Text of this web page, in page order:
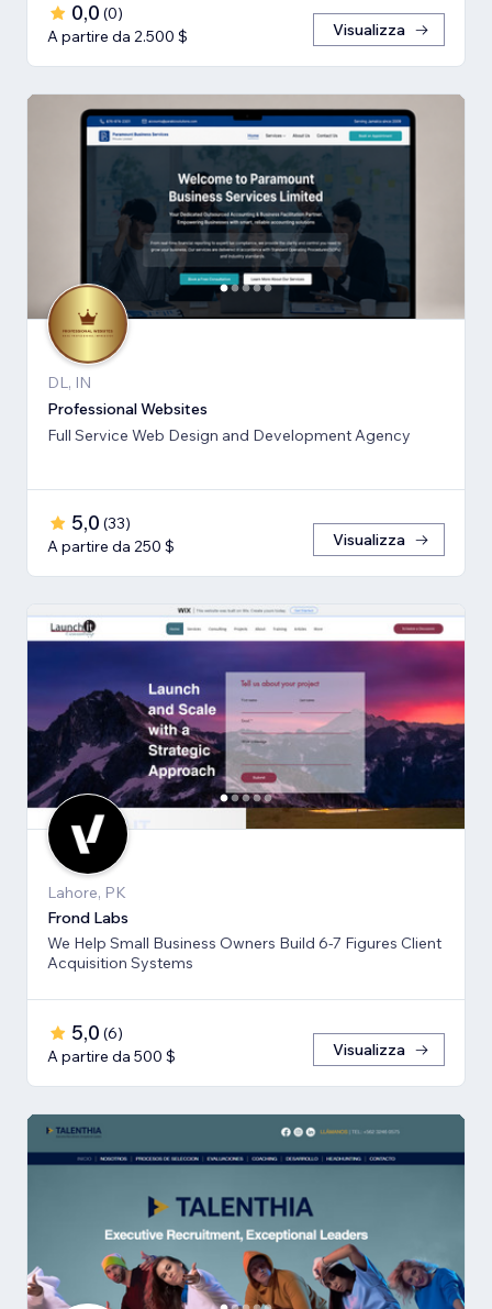
0,0 (0)
A partire da 2.500 $
Visualizza
DL, IN
Professional Websites
Full Service Web Design and Development Agency
5,0 (33)
A partire da 250 $
Visualizza
Lahore, PK
Frond Labs
We Help Small Business Owners Build 6-7 Figures Client
Acquisition Systems
5,0 (6)
A partire da 500 $
Visualizza